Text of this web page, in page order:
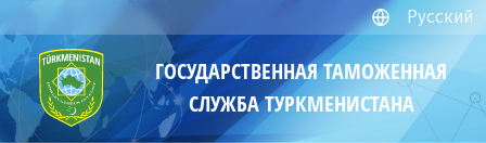
Русский
ГОСУДАРСТВЕННАЯ ТАМОЖЕННАЯ
СЛУЖБА ТУРКМЕНИСТАНА